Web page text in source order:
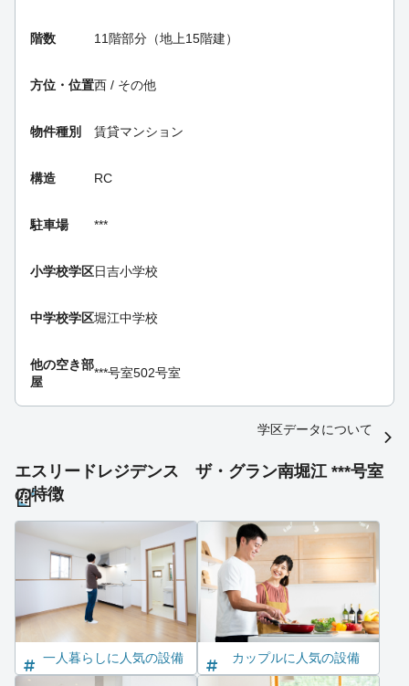
階数 11階部分（地上15階建）
方位・位置西 / その他
物件種別 賃貸マンション
構造 RC
駐車場 ***
小学校学区日吉小学校
中学校学区堀江中学校
他の空き部
屋
***号室502号室
学区データについて
エスリードレジデンス ザ・グラン南堀江 ***号室
の特徴
一人暮らしに人気の設備 カップルに人気の設備